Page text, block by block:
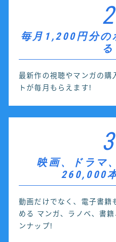
2
毎月1,200円分の
る
最新作の視聴やマンガの購
トが毎月もらえます!
3
映画、ドラマ
260,000
動画だけでなく、電子書籍
める マンガ、ラノベ、書
ンナップ!